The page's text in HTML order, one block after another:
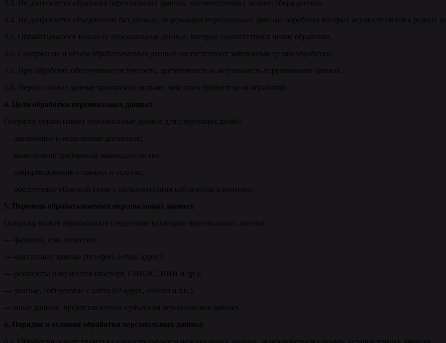
3.3. Не допускается обработка персональных данных, несовместимая с целями сбора данных.
3.4. Не допускается объединение баз данных, содержащих персональные данные, обработка которых осуществляется в разных
3.5. Обрабатываются только те персональные данные, которые соответствуют целям обработки.
3.6. Содержание и объём обрабатываемых данных соответствуют заявленным целям обработки.
3.7. При обработке обеспечивается точность, достаточность и актуальность персональных данных.
3.8. Персональные данные хранятся не дольше, чем этого требуют цели обработки.
4. Цели обработки персональных данных
Оператор обрабатывает персональные данные для следующих целей:
— заключение и исполнение договоров;
— выполнение требований законодательства;
— информирование о товарах и услугах;
— обеспечение обратной связи с пользователями сайта и/или клиентами.
5. Перечень обрабатываемых персональных данных
Оператор может обрабатывать следующие категории персональных данных:
— фамилия, имя, отчество;
— контактные данные (телефон, e-mail, адрес);
— реквизиты документов (паспорт, СНИЛС, ИНН и др.);
— данные, собираемые с сайта (IP-адрес, cookies и т.п.);
— иные данные, предоставленные субъектом персональных данных.
6. Порядок и условия обработки персональных данных
6.1. Обработка осуществляется с согласия субъекта персональных данных, за исключением случаев, установленных законом.